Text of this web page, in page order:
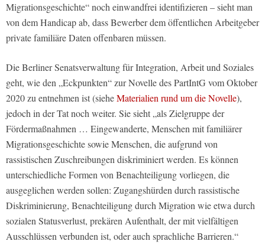
Migrationsgeschichte“ noch einwandfrei identifizieren – sieht man
von dem Handicap ab, dass Bewerber dem öffentlichen Arbeitgeber
private familiäre Daten offenbaren müssen.
Die Berliner Senatsverwaltung für Integration, Arbeit und Soziales
geht, wie den „Eckpunkten“ zur Novelle des PartIntG vom Oktober
2020 zu entnehmen ist (sieheMaterialien rund um die Novelle),
jedoch in der Tat noch weiter. Sie sieht „als Zielgruppe der
Fördermaßnahmen … Eingewanderte, Menschen mit familiärer
Migrationsgeschichte sowie Menschen, die aufgrund von
rassistischen Zuschreibungen diskriminiert werden. Es können
unterschiedliche Formen von Benachteiligung vorliegen, die
ausgeglichen werden sollen: Zugangshürden durch rassistische
Diskriminierung, Benachteiligung durch Migration wie etwa durch
sozialen Statusverlust, prekären Aufenthalt, der mit vielfältigen
Ausschlüssen verbunden ist, oder auch sprachliche Barrieren.“